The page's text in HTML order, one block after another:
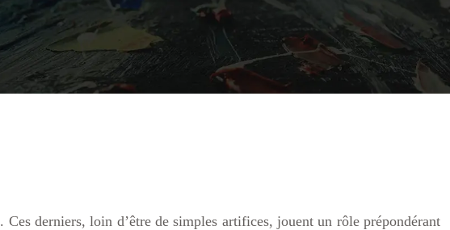
derniers, loin d’être de simples artifices, jouent un rôle prépondérant